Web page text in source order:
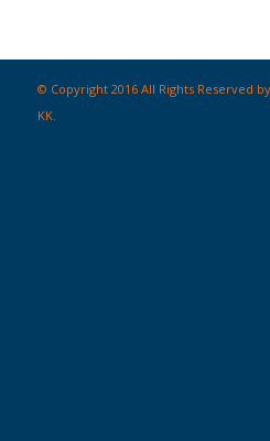
© Copyright 2016 All Rights Reserved
KK.